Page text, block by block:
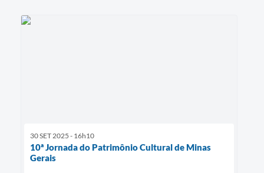
30 SET 2025 - 16h10
10ª Jornada do Patrimônio Cultural de Minas
Gerais